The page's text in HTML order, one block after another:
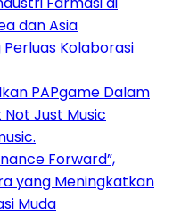
dan Asia
Kolaborasi
PAPgame Dalam
Just Music
Forward”,
yang Meningkatkan
Muda